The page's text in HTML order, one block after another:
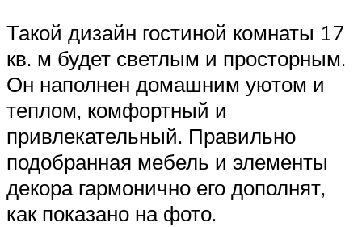
Такой дизайн гостиной комнаты 17
кв. м будет светлым и просторным.
Он наполнен домашним уютом и
теплом, комфортный и
привлекательный. Правильно
подобранная мебель и элементы
декора гармонично его дополнят,
как показано на фото.